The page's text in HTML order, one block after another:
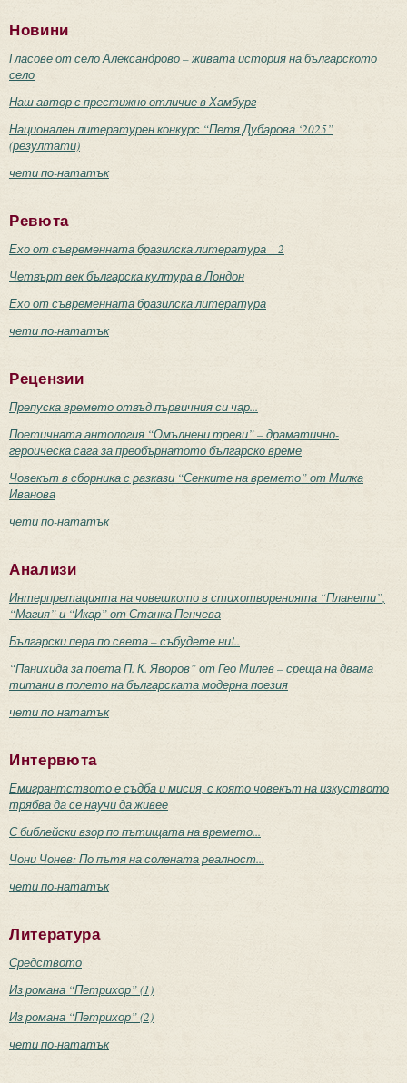
Новини
Гласове от село Александрово – живата история на българското
село
Наш автор с престижно отличие в Хамбург
Национален литературен конкурс “Петя Дубарова ‘2025”
(резултати)
чети по-нататък
Ревюта
Ехо от съвременната бразилска литература – 2
Четвърт век българска култура в Лондон
Ехо от съвременната бразилска литература
чети по-нататък
Рецензии
Препуска времето отвъд първичния си чар...
Поетичната антология “Омълнени треви” – драматично-
героическа сага за преобърнатото българско време
Човекът в сборника с разкази “Сенките на времето” от Милка
Иванова
чети по-нататък
Анализи
Интерпретацията на човешкото в стихотворенията “Планети”,
“Магия” и “Икар” от Станка Пенчева
Български пера по света – събудете ни!..
“Панихида за поета П. К. Яворов” от Гео Милев – среща на двама
титани в полето на българската модерна поезия
чети по-нататък
Интервюта
Емигрантството е съдба и мисия, с която човекът на изкуството
трябва да се научи да живее
С библейски взор по пътищата на времето...
Чони Чонев: По пътя на солената реалност...
чети по-нататък
Литература
Средството
Из романа “Петрихор” (1)
Из романа “Петрихор” (2)
чети по-нататък